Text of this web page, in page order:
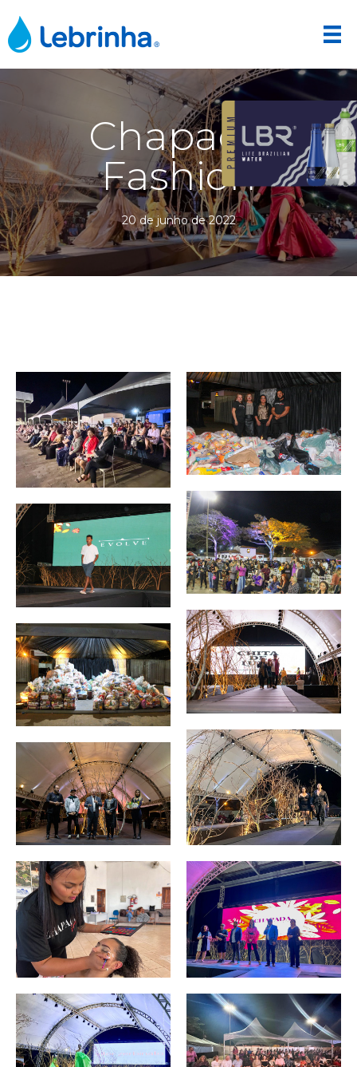
Chapada
Fashion
20 de junho de 2022